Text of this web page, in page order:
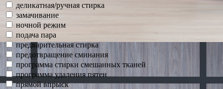
деликатная/ручная стирка
замачивание
ночной режим
подача пара
предварительная стирка
предотвращение сминания
программа стирки смешанных тканей
программа удаления пятен
прямой впрыск